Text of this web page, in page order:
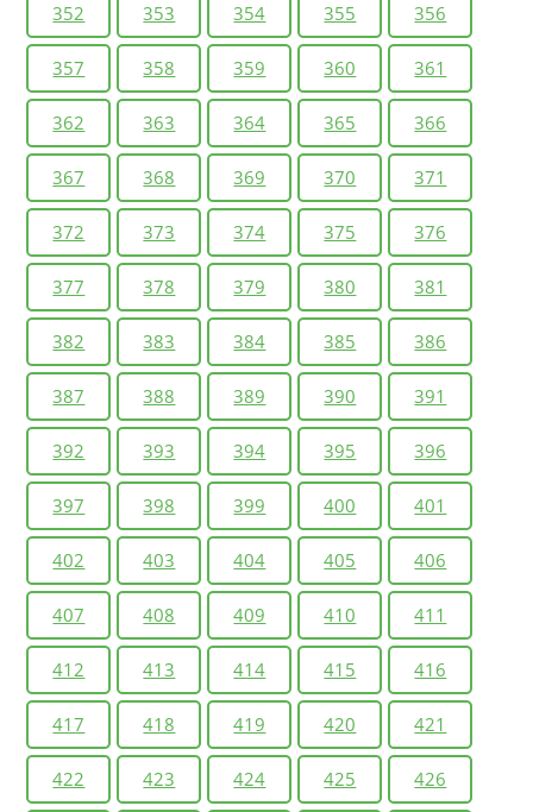
352 353 354 355 356
357 358 359 360 361
362 363 364 365 366
367 368 369 370 371
372 373 374 375 376
377 378 379 380 381
382 383 384 385 386
387 388 389 390 391
392 393 394 395 396
397 398 399 400 401
402 403 404 405 406
407 408 409 410 411
412 413 414 415 416
417 418 419 420 421
422 423 424 425 426